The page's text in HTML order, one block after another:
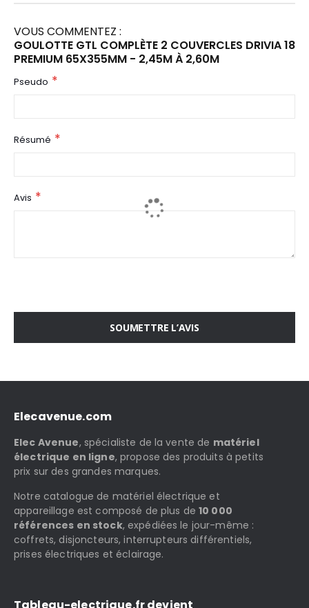
VOUS COMMENTEZ :
GOULOTTE GTL COMPLÈTE 2 COUVERCLES DRIVIA 18
PREMIUM 65X355MM - 2,45M À 2,60M
Pseudo
Résumé
Avis
SOUMETTRE L’AVIS
Elecavenue.com
Elec Avenue, spécialiste de la vente de matériel
électrique en ligne, propose des produits à petits
prix sur des grandes marques.
Notre catalogue de matériel électrique et
appareillage est composé de plus de10 000
références en stock, expédiées le jour-même :
coffrets, disjoncteurs, interrupteurs différentiels,
prises électriques et éclairage.